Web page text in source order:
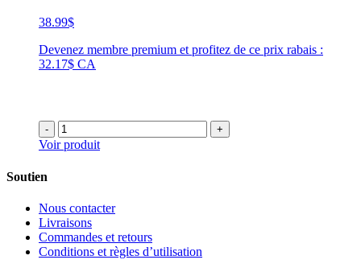
38.99$
Devenez membre premium et profitez de ce prix rabais :
32.17$ CA
- +
Voir produit
Soutien
Nous contacter
Livraisons
Commandes et retours
Conditions et règles d’utilisation